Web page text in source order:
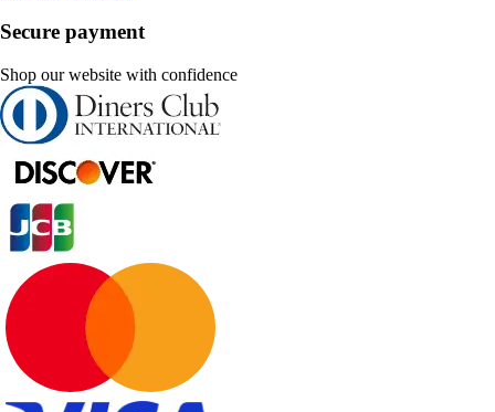
Secure payment
Shop our website with confidence